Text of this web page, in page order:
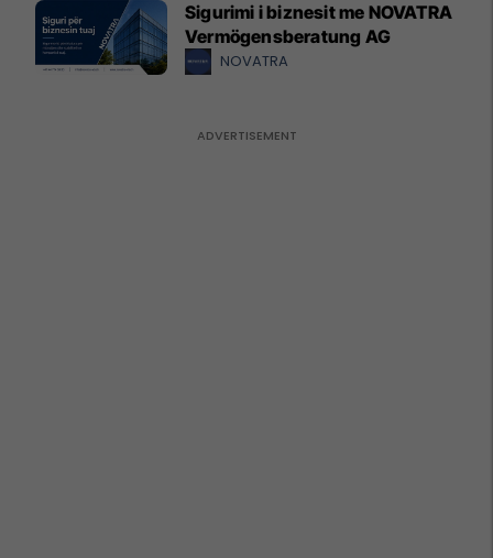
Sigurimi i biznesit me NOVATRA
Vermögensberatung AG
NOVATRA